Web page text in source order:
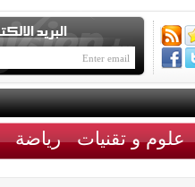
علوم و تقنيات رياضة